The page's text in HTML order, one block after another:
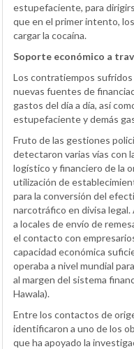
estupefaciente, para
que en el primer intento,
cargar la cocaína.
Soporte económico a
Los contratiempos
nuevas fuentes de
gastos del día a día, así
estupefaciente y demás
Fruto de las gestiones
detectaron varias vías con
logístico y financiero de la
utilización de
para la conversión del
narcotráfico en divisa
a locales de envío de
el contacto con
capacidad económica
operaba a nivel mundial
al margen del sistema
Hawala).
Entre los contactos de
identificaron a uno de los
que ha apoyado la